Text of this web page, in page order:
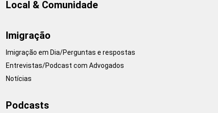
Local & Comunidade
Imigração
Imigração em Dia/Perguntas e respostas
Entrevistas/Podcast com Advogados
Notícias
Podcasts